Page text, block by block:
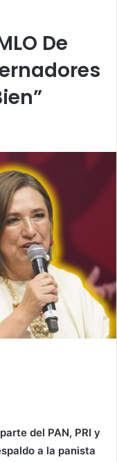
De
del PAN, PRI y
a la panista